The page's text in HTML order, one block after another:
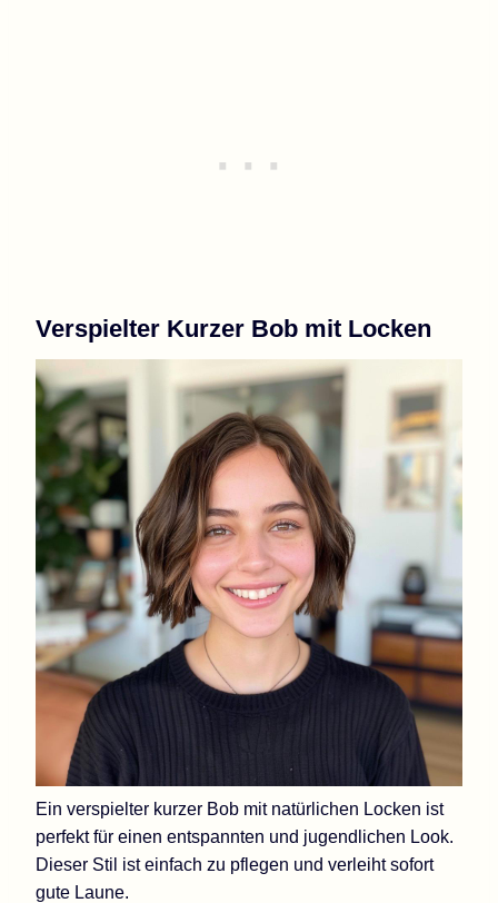
Verspielter Kurzer Bob mit Locken
Ein verspielter kurzer Bob mit natürlichen Locken ist
perfekt für einen entspannten und jugendlichen Look.
Dieser Stil ist einfach zu pflegen und verleiht sofort
gute Laune.